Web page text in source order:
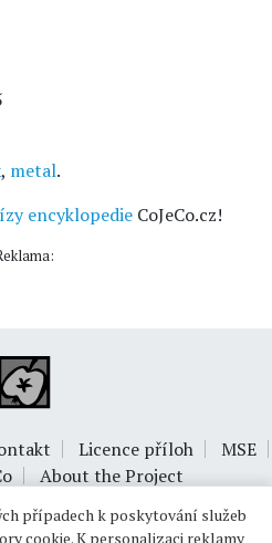
, metal.
encyklopedie CoJeCo.cz!
Licence příloh
MSE
About the Project
případech k poskytování služeb
cookie. K personalizaci reklamy